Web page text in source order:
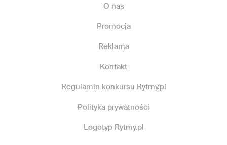
O nas
Promocja
Reklama
Kontakt
Regulamin konkursu Rytmy.pl
Polityka prywatności
Logotyp Rytmy.pl